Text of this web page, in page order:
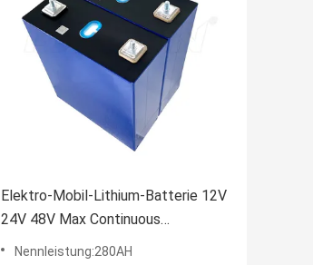
Elektro-Mobil-Lithium-Batterie 12V
24V 48V Max Continuous
Dischargings 280A
Nennleistung:280AH